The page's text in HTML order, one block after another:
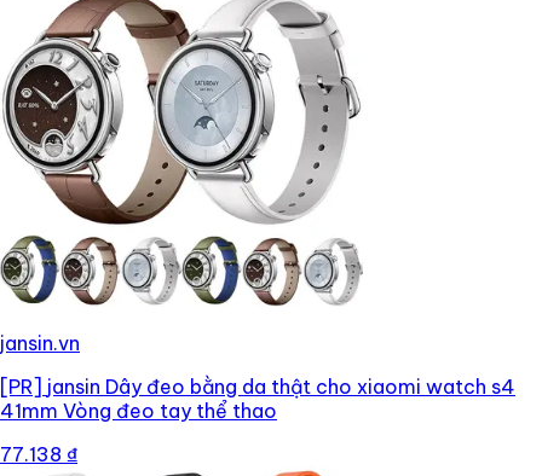
jansin.vn
[PR] jansin Dây đeo bằng da thật cho xiaomi watch s4
41mm Vòng đeo tay thể thao
77.138 ₫